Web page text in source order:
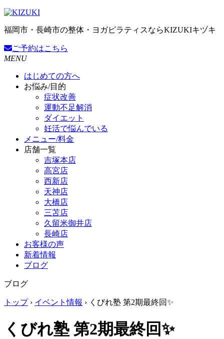
福岡市・長崎市の整体・ヨガピラティスならKIZUKIキヅキ
ご予約はこちら
MENU
はじめての方へ
お悩み/目的
症状改善
運動不足解消
ダイエット
妊活で悩んでいる
メニュー/料金
店舗一覧
吉塚本店
高宮店
西新店
天神店
大橋店
三苫店
久留米御井店
長崎店
お客様の声
新着情報
ブログ
ブログ
トップ› イベント情報 › くびれ塾 第2期最終回✨
くびれ塾 第2期最終回✨